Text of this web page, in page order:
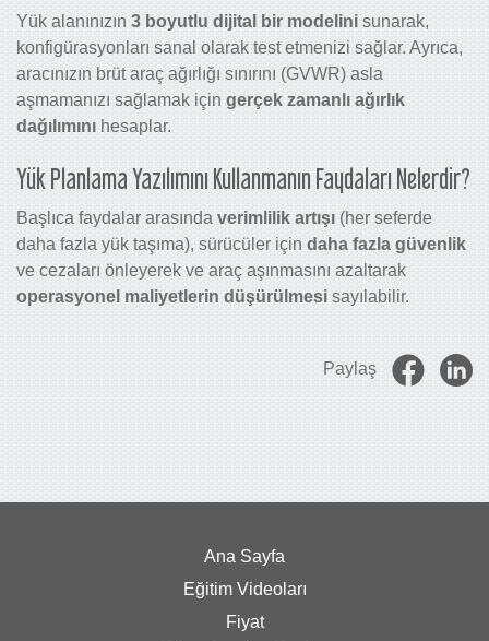
Yük alanınızın 3 boyutlu dijital bir modelini sunarak,
konfigürasyonları sanal olarak test etmenizi sağlar. Ayrıca,
aracınızın brüt araç ağırlığı sınırını (GVWR) asla
aşmamanızı sağlamak için gerçek zamanlı ağırlık
dağılımını hesaplar.
Yük Planlama Yazılımını Kullanmanın Faydaları Nelerdir?
Başlıca faydalar arasında verimlilik artışı (her seferde
daha fazla yük taşıma), sürücüler için daha fazla güvenlik
ve cezaları önleyerek ve araç aşınmasını azaltarak
operasyonel maliyetlerin düşürülmesi sayılabilir.
Paylaş
Ana Sayfa
Eğitim Videoları
Fiyat